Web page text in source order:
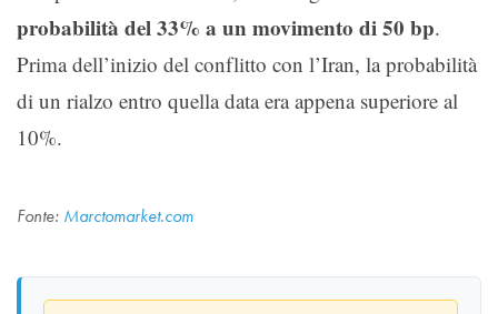
probabilità del 33% a un movimento di 50 bp.
Prima dell’inizio del conflitto con l’Iran, la probabilità
di un rialzo entro quella data era appena superiore al
10%.
Fonte: Marctomarket.com